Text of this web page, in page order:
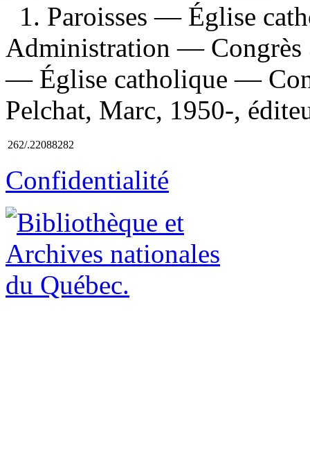
1. Paroisses — Église
Administration — Congrès
— Église catholique —
Pelchat, Marc, 1950-,
262/.22088282
Confidentialité